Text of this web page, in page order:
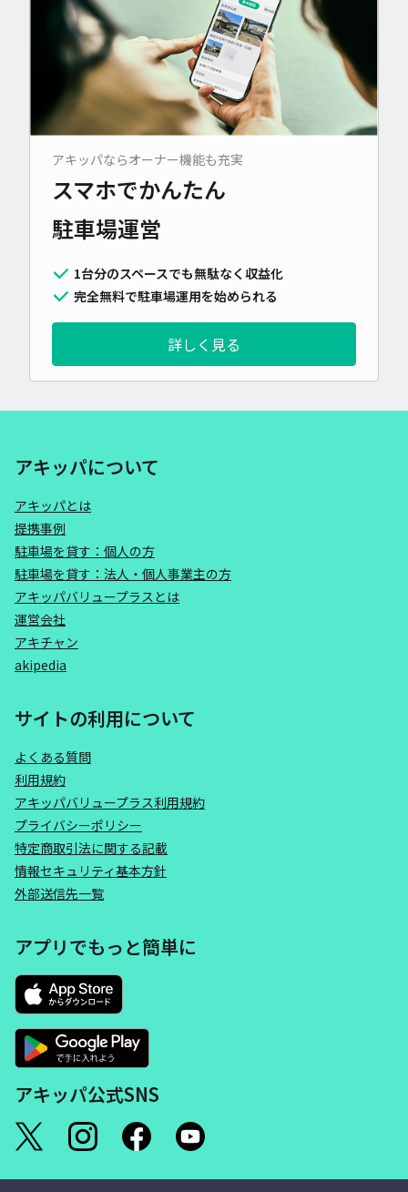
アキッパならオーナー機能も充実
スマホでかんたん
駐車場運営
1台分のスペースでも無駄なく収益化
完全無料で駐車場運用を始められる
詳しく見る
アキッパについて
アキッパとは
提携事例
駐車場を貸す：個人の方
駐車場を貸す：法人・個人事業主の方
アキッパバリュープラスとは
運営会社
アキチャン
akipedia
サイトの利用について
よくある質問
利用規約
アキッパバリュープラス利用規約
プライバシーポリシー
特定商取引法に関する記載
情報セキュリティ基本方針
外部送信先一覧
アプリでもっと簡単に
アキッパ公式SNS